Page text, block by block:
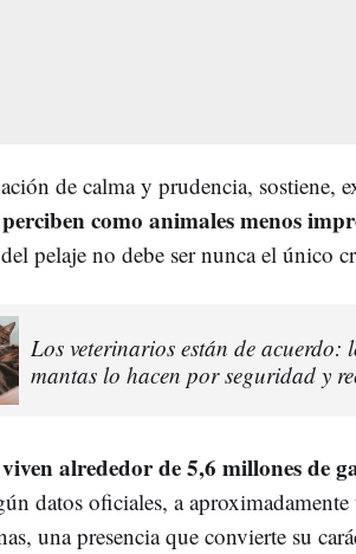
de calma y prudencia, sostiene,
como animales menos
pelaje no debe ser nunca el único
Los veterinarios están de acuerdo:
mantas lo hacen por seguridad y
alrededor de 5,6 millones de
datos oficiales, a
una presencia que convierte su